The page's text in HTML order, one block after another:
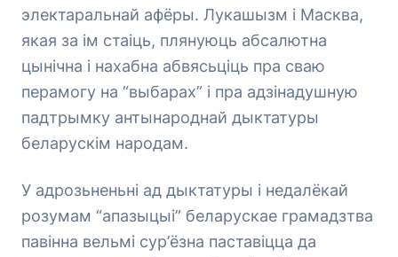
электаральнай афёры. Лукашызм і Масква,
якая за ім стаіць, плянуюць абсалютна
цынічна і нахабна абвясьціць пра сваю
перамогу на “выбарах” і пра адзінадушную
падтрымку антынароднай дыктатуры
беларускім народам.
У адрозьненьні ад дыктатуры і недалёкай
розумам “апазыцыі” беларускае грамадзтва
павінна вельмі сур’ёзна паставіцца да